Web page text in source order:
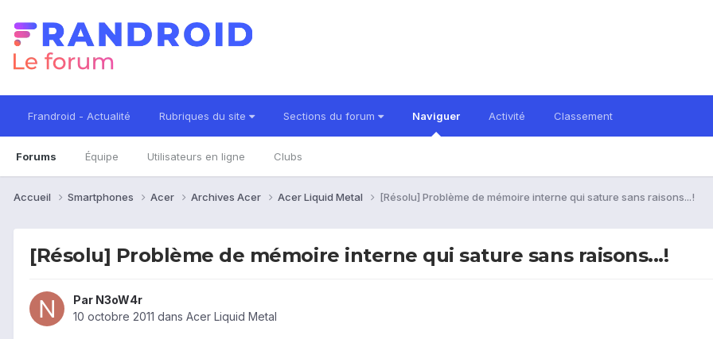
Frandroid - Actualité Rubriques du site Sections du forum Naviguer
Forums Équipe Utilisateurs en ligne Clubs
Activité Classement
Accueil Smartphones Acer Archives Acer Acer Liquid Metal [Résolu] Problème de mémoire interne qui sature sans raisons...!
[Résolu] Problème de mémoire interne qui sature sans raisons...!
Par N3oW4r
10 octobre 2011 dans Acer Liquid Metal